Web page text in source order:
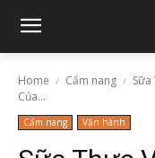
Home Cẩm nang
Của...
Cẩm nang Vận hành